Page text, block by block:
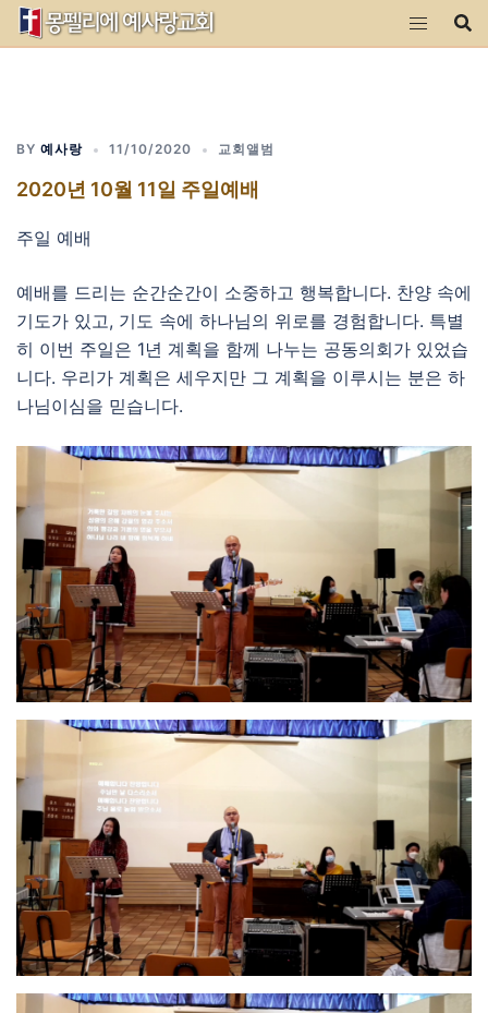
Skip
BY 예사랑 11/10/2020 교회앨범
2020년 10월 11일 주일예배
주일 예배
예배를 드리는 순간순간이 소중하고 행복합니다. 찬양 속에
기도가 있고, 기도 속에 하나님의 위로를 경험합니다. 특별
히 이번 주일은 1년 계획을 함께 나누는 공동의회가 있었습
니다. 우리가 계획은 세우지만 그 계획을 이루시는 분은 하
나님이심을 믿습니다.